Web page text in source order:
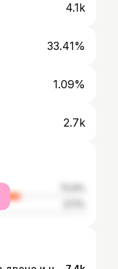
4.1k
33.41%
1.09%
2.7k